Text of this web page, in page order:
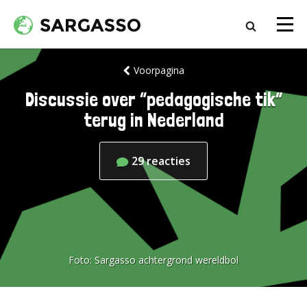
Voorpagina
Discussie over “pedagogische tik”
terug in Nederland
29reacties
Foto: Sargasso achtergrond wereldbol